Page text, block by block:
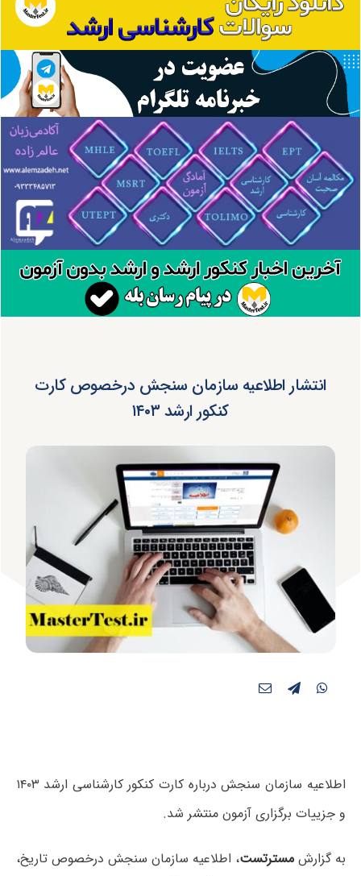
انتشار اطلاعیه سازمان سنجش درخصوص کارت
کنکور ارشد ۱۴۰۳
اطلاعیه‌ سازمان سنجش درباره کارت کنکور کارشناسی ارشد ۱۴۰۳
و جزییات برگزاری آزمون منتشر شد.
به گزارشمسترتست، اطلاعیه سازمان سنجش درخصوص تاریخ،